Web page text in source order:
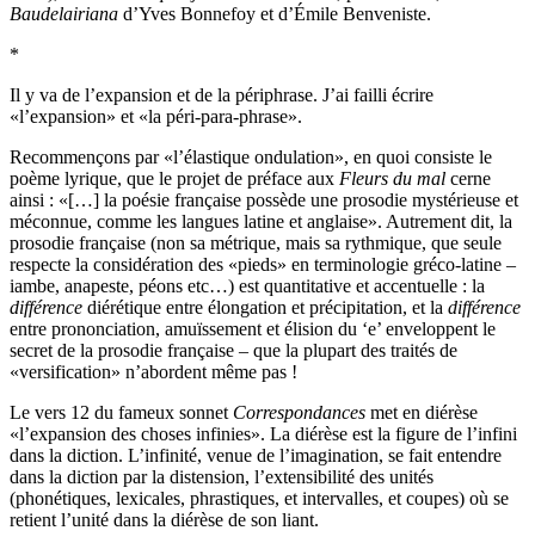
Baudelairiana d’Yves Bonnefoy et d’Émile Benveniste.
*
Il y va de l’expansion et de la périphrase. J’ai failli écrire
«l’expansion» et «la péri-para-phrase».
Recommençons par «l’élastique ondulation», en quoi consiste le
poème lyrique, que le projet de préface aux Fleurs du mal cerne
ainsi : «[…] la poésie française possède une prosodie mystérieuse et
méconnue, comme les langues latine et anglaise». Autrement dit, la
prosodie française (non sa métrique, mais sa rythmique, que seule
respecte la considération des «pieds» en terminologie gréco-latine –
iambe, anapeste, péons etc…) est quantitative et accentuelle : la
différence diérétique entre élongation et précipitation, et la différence
entre prononciation, amuïssement et élision du ‘e’ enveloppent le
secret de la prosodie française – que la plupart des traités de
«versification» n’abordent même pas !
Le vers 12 du fameux sonnet Correspondances met en diérèse
«l’expansion des choses infinies». La diérèse est la figure de l’infini
dans la diction. L’infinité, venue de l’imagination, se fait entendre
dans la diction par la distension, l’extensibilité des unités
(phonétiques, lexicales, phrastiques, et intervalles, et coupes) où se
retient l’unité dans la diérèse de son liant.